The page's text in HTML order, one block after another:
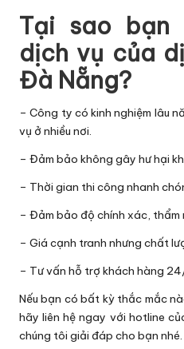
Tại sao bạn
dịch vụ của
Đà Nẵng?
– Công ty có kinh nghiệm lâu
vụ ở nhiều nơi.
– Đảm bảo không gây hư hại
– Thời gian thi công nhanh
– Đảm bảo độ chính xác, thẩm
– Giá cạnh tranh nhưng chất
– Tư vấn hỗ trợ khách hàng
Nếu bạn có bất kỳ thắc mắc
hãy liên hệ ngay với hotline
chúng tôi giải đáp cho bạn nhé.